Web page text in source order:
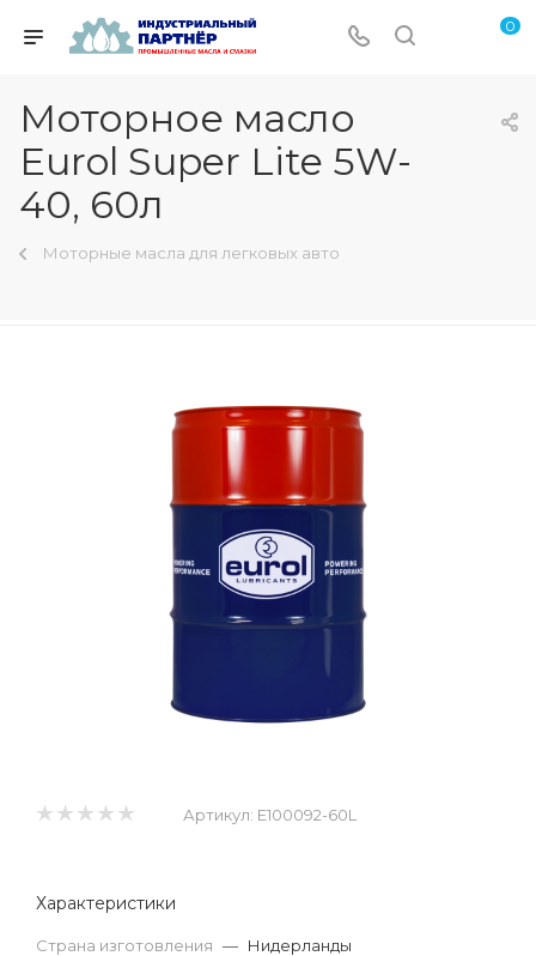
0
Моторное масло
Eurol Super Lite 5W-
40, 60л
Моторные масла для легковых авто
Артикул: E100092-60L
Характеристики
Страна изготовления — Нидерланды